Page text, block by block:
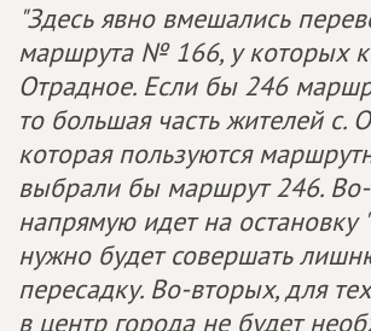
"Здесь явно вмешались
маршрута № 166, у которых
Отрадное. Если бы 246
то большая часть жителей с.
которая пользуются
выбрали бы маршрут 246.
напрямую идет на остановку
нужно будет совершать
пересадку. Во-вторых, для
в центр города не будет